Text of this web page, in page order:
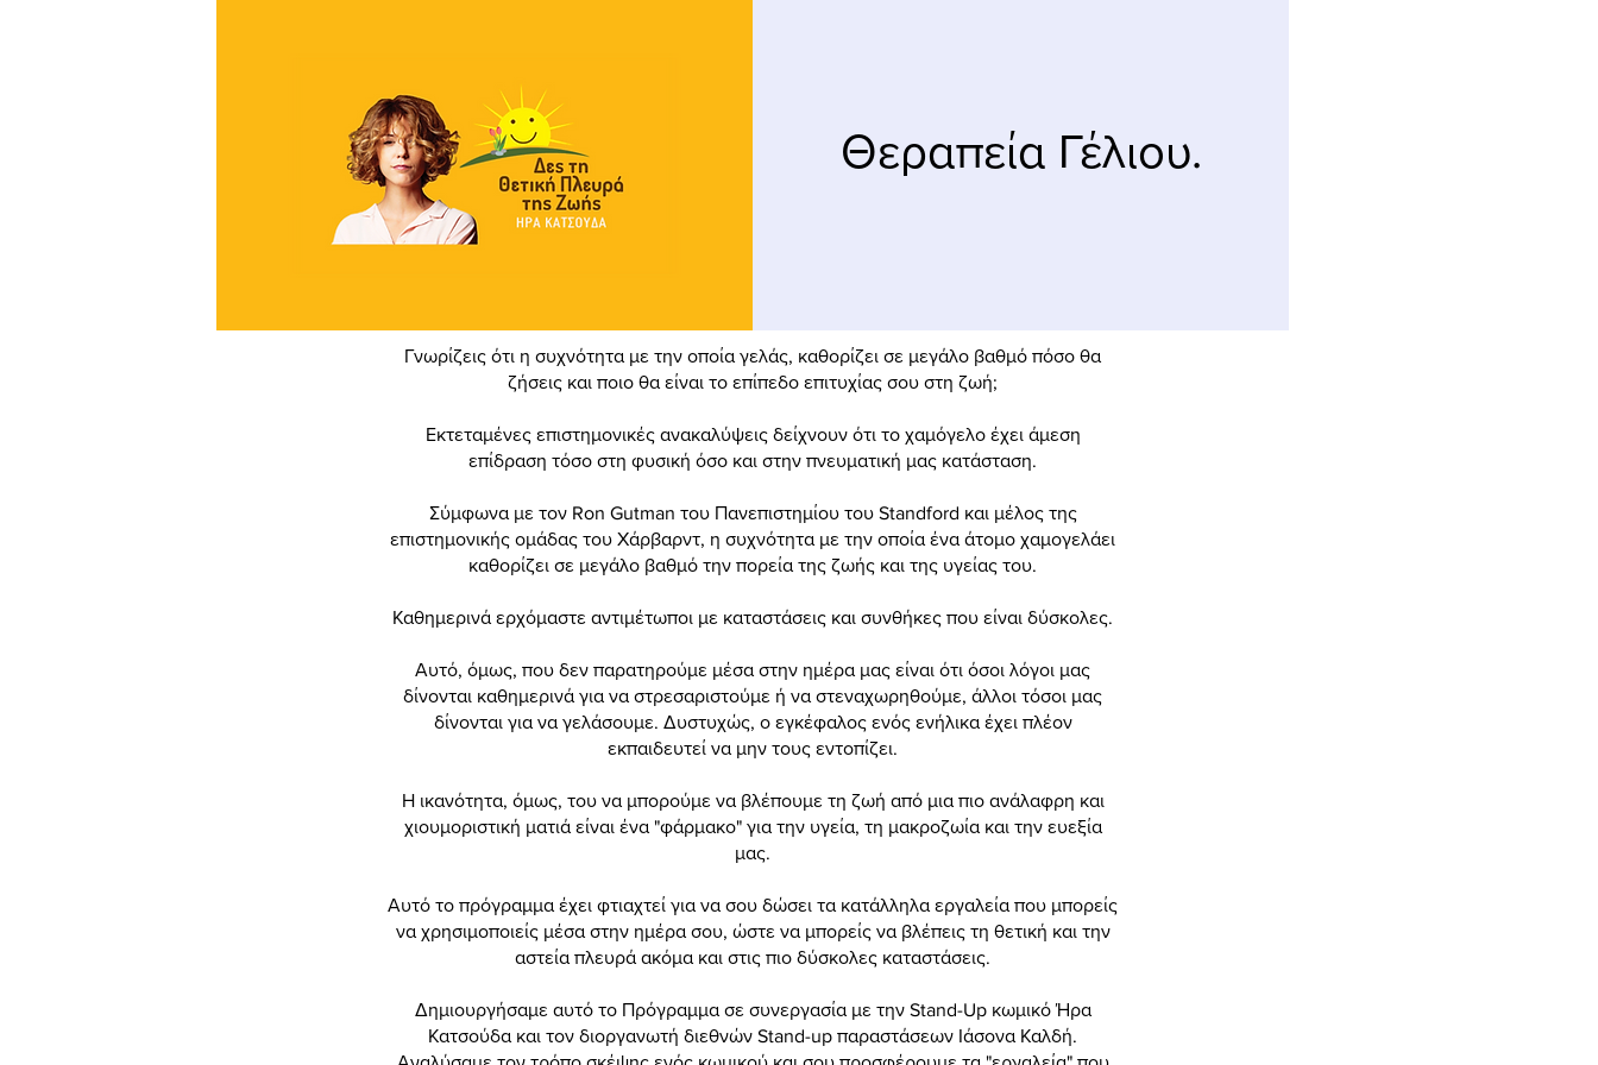
Θεραπεία Γέλιου.
Γνωρίζεις ότι η συχνότητα με την οποία γελάς, καθορίζει σε μεγάλο βαθμό πόσο θα
ζήσεις και ποιο θα είναι το επίπεδο επιτυχίας σου στη ζωή;
Εκτεταμένες επιστημονικές ανακαλύψεις δείχνουν ότι το χαμόγελο έχει άμεση
επίδραση τόσο στη φυσική όσο και στην πνευματική μας κατάσταση.
Σύμφωνα με τον Ron Gutman του Πανεπιστημίου του Standford και μέλος της
επιστημονικής ομάδας του Χάρβαρντ, η συχνότητα με την οποία ένα άτομο χαμογελάει
καθορίζει σε μεγάλο βαθμό την πορεία της ζωής και της υγείας του.
Καθημερινά ερχόμαστε αντιμέτωποι με καταστάσεις και συνθήκες που είναι δύσκολες.
Αυτό, όμως, που δεν παρατηρούμε μέσα στην ημέρα μας είναι ότι όσοι λόγοι μας
δίνονται καθημερινά για να στρεσαριστούμε ή να στεναχωρηθούμε, άλλοι τόσοι μας
δίνονται για να γελάσουμε. Δυστυχώς, ο εγκέφαλος ενός ενήλικα έχει πλέον
εκπαιδευτεί να μην τους εντοπίζει.
Η ικανότητα, όμως, του να μπορούμε να βλέπουμε τη ζωή από μια πιο ανάλαφρη και
χιουμοριστική ματιά είναι ένα "φάρμακο" για την υγεία, τη μακροζωία και την ευεξία
μας.
Αυτό το πρόγραμμα έχει φτιαχτεί για να σου δώσει τα κατάλληλα εργαλεία που μπορείς
να χρησιμοποιείς μέσα στην ημέρα σου, ώστε να μπορείς να βλέπεις τη θετική και την
αστεία πλευρά ακόμα και στις πιο δύσκολες καταστάσεις.
Δημιουργήσαμε αυτό το Πρόγραμμα σε συνεργασία με την Stand-Up κωμικό Ήρα
Κατσούδα και τον διοργανωτή διεθνών Stand-up παραστάσεων Ιάσονα Καλδή.